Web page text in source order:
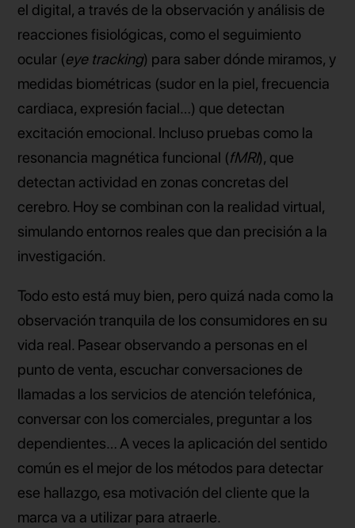
el digital, a través de la observación y análisis de
reacciones fisiológicas, como el seguimiento
ocular (eye tracking) para saber dónde miramos, y
medidas biométricas (sudor en la piel, frecuencia
cardiaca, expresión facial…) que detectan
excitación emocional. Incluso pruebas como la
resonancia magnética funcional (fMRI), que
detectan actividad en zonas concretas del
cerebro. Hoy se combinan con la realidad virtual,
simulando entornos reales que dan precisión a la
investigación.
Todo esto está muy bien, pero quizá nada como la
observación tranquila de los consumidores en su
vida real. Pasear observando a personas en el
punto de venta, escuchar conversaciones de
llamadas a los servicios de atención telefónica,
conversar con los comerciales, preguntar a los
dependientes… A veces la aplicación del sentido
común es el mejor de los métodos para detectar
ese hallazgo, esa motivación del cliente que la
marca va a utilizar para atraerle.